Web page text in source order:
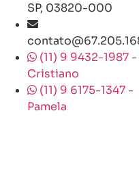
SP, 03820-000
(11) 9 9432-1987 -
Cristiano
(11) 9 6175-1347 -
Pamela